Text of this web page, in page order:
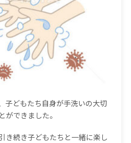
子どもたち自身が手洗いの大切
ができました。
き続き子どもたちと一緒に楽し